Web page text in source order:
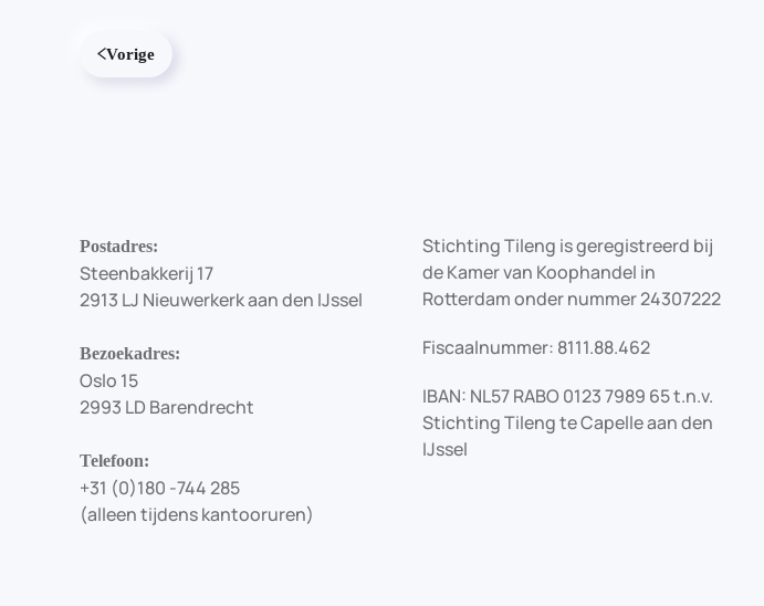
Vorige
Postadres:
Steenbakkerij 17
2913 LJ Nieuwerkerk aan den IJssel
Bezoekadres:
Oslo 15
2993 LD Barendrecht
Telefoon:
+31 (0)180 -744 285
(alleen tijdens kantooruren)
Stichting Tileng is geregistreerd bij
de Kamer van Koophandel in
Rotterdam onder nummer 24307222
Fiscaalnummer: 8111.88.462
IBAN: NL57 RABO 0123 7989 65 t.n.v.
Stichting Tileng te Capelle aan den
IJssel